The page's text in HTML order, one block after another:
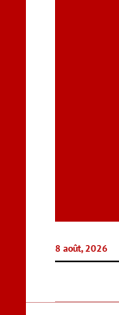
8 août, 2026